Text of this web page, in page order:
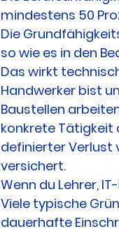
mindestens 50
Die
so wie es in den
Das wirkt
Handwerker bist
Baustellen
konkrete Tätigkeit
definierter Verlust
versichert.
Wenn du Lehrer,
Viele typische
dauerhafte